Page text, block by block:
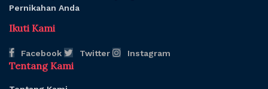
Pernikahan Anda
Ikuti Kami
Facebook Twitter Instagram
Tentang Kami